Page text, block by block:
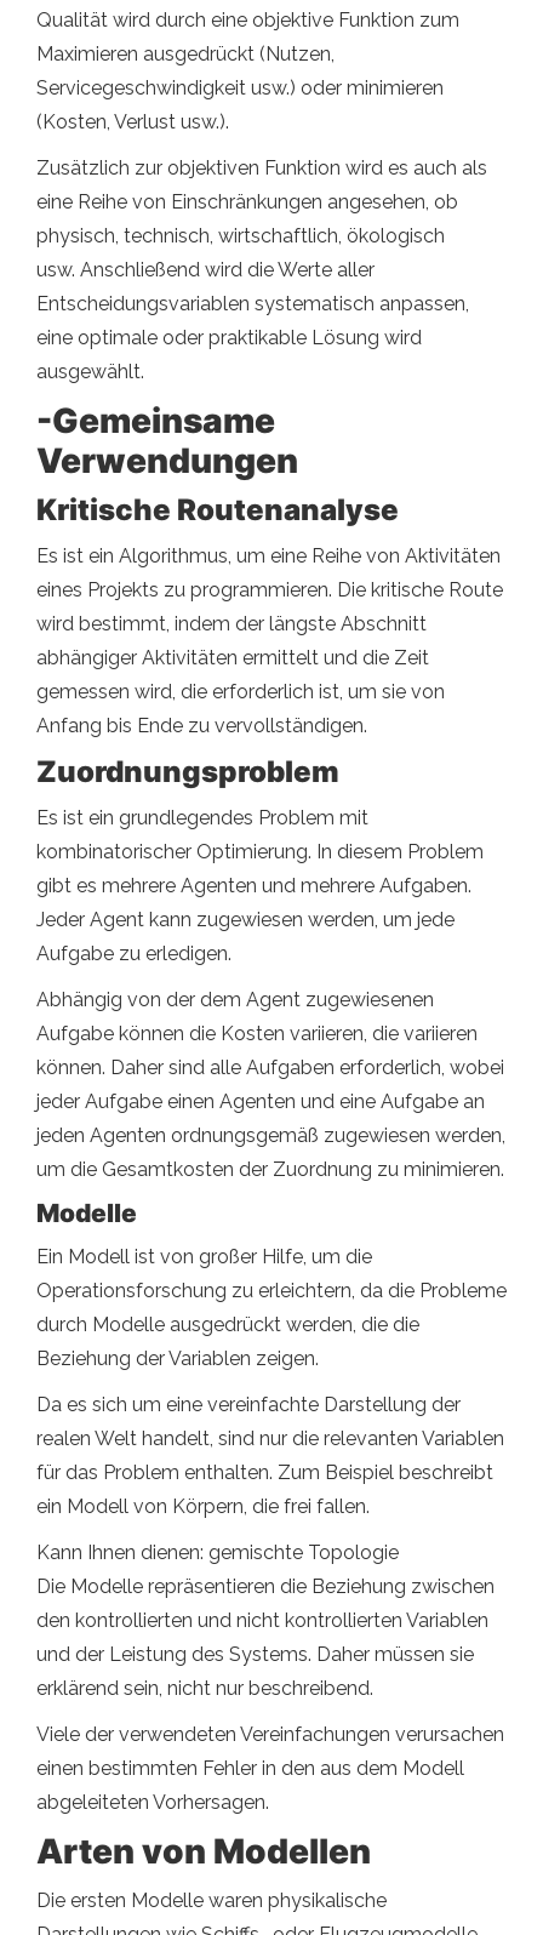
Qualität wird durch eine objektive Funktion zum
Maximieren ausgedrückt (Nutzen,
Servicegeschwindigkeit usw.) oder minimieren
(Kosten, Verlust usw.).
Zusätzlich zur objektiven Funktion wird es auch als
eine Reihe von Einschränkungen angesehen, ob
physisch, technisch, wirtschaftlich, ökologisch
usw. Anschließend wird die Werte aller
Entscheidungsvariablen systematisch anpassen,
eine optimale oder praktikable Lösung wird
ausgewählt.
-Gemeinsame
Verwendungen
Kritische Routenanalyse
Es ist ein Algorithmus, um eine Reihe von Aktivitäten
eines Projekts zu programmieren. Die kritische Route
wird bestimmt, indem der längste Abschnitt
abhängiger Aktivitäten ermittelt und die Zeit
gemessen wird, die erforderlich ist, um sie von
Anfang bis Ende zu vervollständigen.
Zuordnungsproblem
Es ist ein grundlegendes Problem mit
kombinatorischer Optimierung. In diesem Problem
gibt es mehrere Agenten und mehrere Aufgaben.
Jeder Agent kann zugewiesen werden, um jede
Aufgabe zu erledigen.
Abhängig von der dem Agent zugewiesenen
Aufgabe können die Kosten variieren, die variieren
können. Daher sind alle Aufgaben erforderlich, wobei
jeder Aufgabe einen Agenten und eine Aufgabe an
jeden Agenten ordnungsgemäß zugewiesen werden,
um die Gesamtkosten der Zuordnung zu minimieren.
Modelle
Ein Modell ist von großer Hilfe, um die
Operationsforschung zu erleichtern, da die Probleme
durch Modelle ausgedrückt werden, die die
Beziehung der Variablen zeigen.
Da es sich um eine vereinfachte Darstellung der
realen Welt handelt, sind nur die relevanten Variablen
für das Problem enthalten. Zum Beispiel beschreibt
ein Modell von Körpern, die frei fallen.
Kann Ihnen dienen: gemischte Topologie
Die Modelle repräsentieren die Beziehung zwischen
den kontrollierten und nicht kontrollierten Variablen
und der Leistung des Systems. Daher müssen sie
erklärend sein, nicht nur beschreibend.
Viele der verwendeten Vereinfachungen verursachen
einen bestimmten Fehler in den aus dem Modell
abgeleiteten Vorhersagen.
Arten von Modellen
Die ersten Modelle waren physikalische